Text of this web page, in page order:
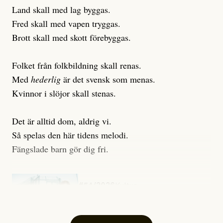
Land skall med lag byggas.
Fred skall med vapen tryggas.
Brott skall med skott förebyggas.
Folket från folkbildning skall renas.
Med hederlig är det svensk som menas.
Kvinnor i slöjor skall stenas.
Det är alltid dom, aldrig vi.
Så spelas den här tidens melodi.
Fängslade barn gör dig fri.